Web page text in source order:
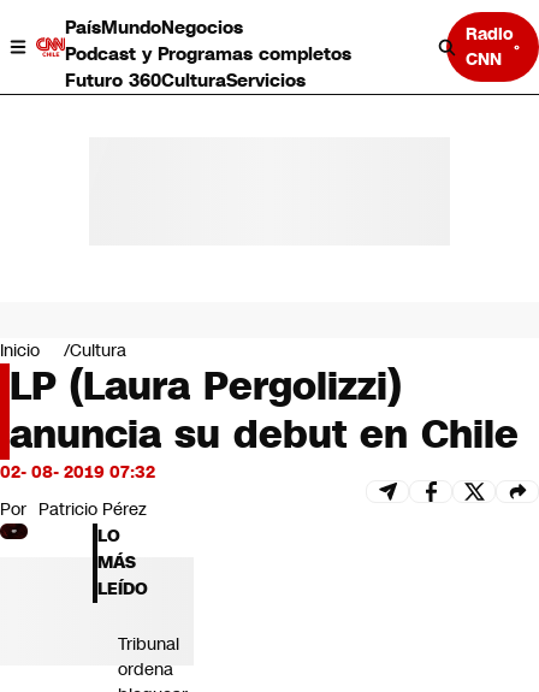
PaísMundoNegocios
Podcast y Programas completos
Futuro 360CulturaServicios
Radio
CNN
Negocios
Deportes
Programas completos
Cultura
Servicios
Bits
CNN Data
CNN tiempo
Futuro 360
Inicio Cultura
LP (Laura Pergolizzi)
anuncia su debut en Chile
02- 08- 2019 07:32
Por Patricio Pérez
LO
MÁS
LEÍDO
Tribunal
ordena